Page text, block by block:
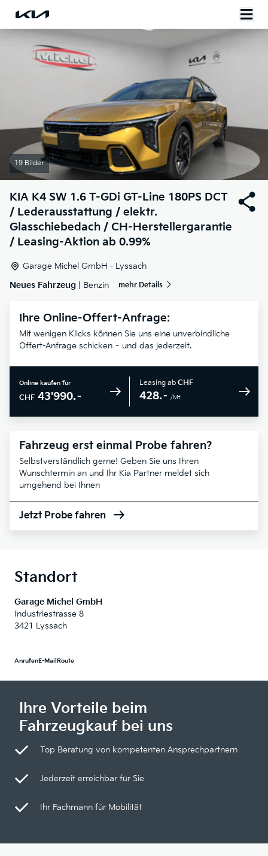
19 Bilder
KIA K4 SW 1.6 T-GDi GT-Line 180PS DCT
/ Lederausstattung / elektr.
Glasschiebedach / CH-Herstellergarantie
/ Leasing-Aktion ab 0.99%
Garage Michel GmbH - Lyssach
Neues Fahrzeug | Benzin mehr Details
Ihre Online-Offert-Anfrage:
Mit wenigen Klicks können Sie uns eine unverbindliche
Offert-Anfrage schicken – und das jederzeit.
Online kaufen für
CHF 43'990.–
Leasing ab CHF
428.– /Mt.
Fahrzeug erst einmal Probe fahren?
Selbstverständlich gerne! Geben Sie uns Ihren
Wunschtermin an und Ihr Kia Partner meldet sich
umgehend bei Ihnen
Jetzt Probe fahren
Standort
Garage Michel GmbH
Industriestrasse 8
3421 Lyssach
AnrufenE-Mail Route
Ihre Vorteile beim
Fahrzeugkauf bei uns
Top Beratung von kompetenten Ansprechpartnern
Jederzeit erreichbar für Sie
Ihr Fachmann für Mobilität